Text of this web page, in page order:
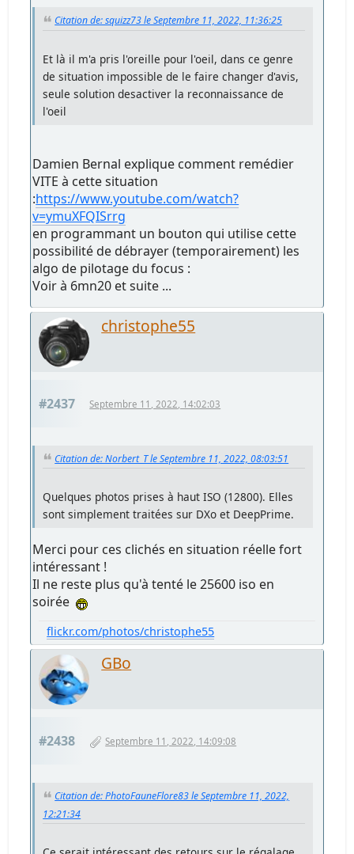
Citation de: squizz73 le Septembre 11, 2022, 11:36:25
Et là il m'a pris l'oreille pour l'oeil, dans ce genre
de situation impossible de le faire changer d'avis,
seule solution desactiver la reconnaissance de
l'oeil
Damien Bernal explique comment remédier
VITE à cette situation
:https://www.youtube.com/watch?
v=ymuXFQISrrg
en programmant un bouton qui utilise cette
possibilité de débrayer (temporairement) les
algo de pilotage du focus :
Voir à 6mn20 et suite ...
christophe55
#2437 Septembre 11, 2022, 14:02:03
Citation de: Norbert_T le Septembre 11, 2022, 08:03:51
Quelques photos prises à haut ISO (12800). Elles
sont simplement traitées sur DXo et DeepPrime.
Merci pour ces clichés en situation réelle fort
intéressant !
Il ne reste plus qu'à tenté le 25600 iso en
soirée
flickr.com/photos/christophe55
GBo
#2438 Septembre 11, 2022, 14:09:08
Citation de: PhotoFauneFlore83 le Septembre 11, 2022,
12:21:34